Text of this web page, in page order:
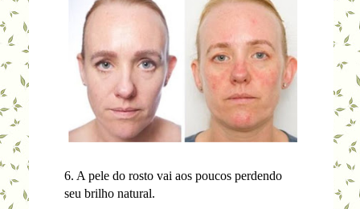
6. A pele do rosto vai aos poucos perdendo
seu brilho natural.